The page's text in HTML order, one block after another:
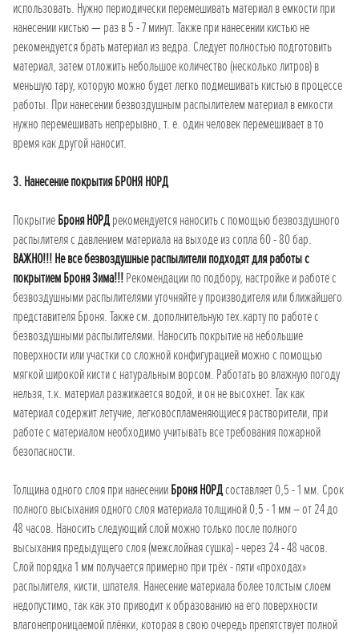
использовать. Нужно периодически перемешивать материал в емкости при
нанесении кистью — раз в 5 - 7 минут. Также при нанесении кистью не
рекомендуется брать материал из ведра. Следует полностью подготовить
материал, затем отложить небольшое количество (несколько литров) в
меньшую тару, которую можно будет легко подмешивать кистью в процессе
работы. При нанесении безвоздушным распылителем материал в емкости
нужно перемешивать непрерывно, т. е. один человек перемешивает в то
время как другой наносит.
3. Нанесение покрытия БРОНЯ НОРД
ПокрытиеБроня НОРДрекомендуется наносить с помощью безвоздушного
распылителя с давлением материала на выходе из сопла 60 - 80 бар.
ВАЖНО!!! Не все безвоздушные распылители подходят для работы с
покрытием Броня Зима!!!Рекомендации по подбору, настройке и работе с
безвоздушными распылителями уточняйте у производителя или ближайшего
представителя Броня. Также см. дополнительную тех.карту по работе с
безвоздушными распылителями. Наносить покрытие на небольшие
поверхности или участки со сложной конфигурацией можно с помощью
мягкой широкой кисти с натуральным ворсом. Работать во влажную погоду
нельзя, т.к. материал разжижается водой, и он не высохнет. Так как
материал содержит летучие, легковоспламеняющиеся растворители, при
работе с материалом необходимо учитывать все требования пожарной
безопасности.
Толщина одного слоя при нанесенииБроня НОРДсоставляет 0,5 - 1 мм. Срок
полного высыхания одного слоя материала толщиной 0,5 - 1 мм – от 24 до
48 часов. Наносить следующий слой можно только после полного
высыхания предыдущего слоя (межслойная сушка) - через 24 - 48 часов.
Слой порядка 1 мм получается примерно при трёх - пяти «проходах»
распылителя, кисти, шпателя. Нанесение материала более толстым слоем
недопустимо, так как это приводит к образованию на его поверхности
влагонепроницаемой плёнки, которая в свою очередь препятствует полной